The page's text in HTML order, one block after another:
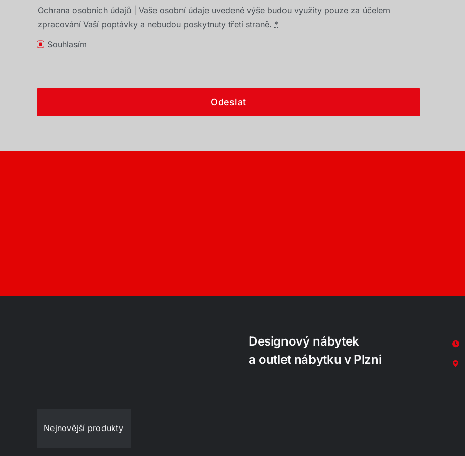
Ochrana osobních údajů | Vaše osobní údaje uvedené výše budou využity pouze za účelem
zpracování Vaší poptávky a nebudou poskytnuty třetí straně. *
Souhlasím
Odeslat
Designový nábytek
a outlet nábytku v Plzni
Nejnovější produkty